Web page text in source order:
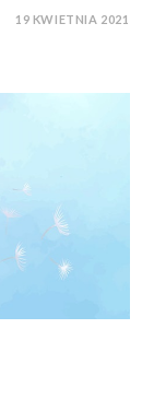
19 KWIETNIA 2021